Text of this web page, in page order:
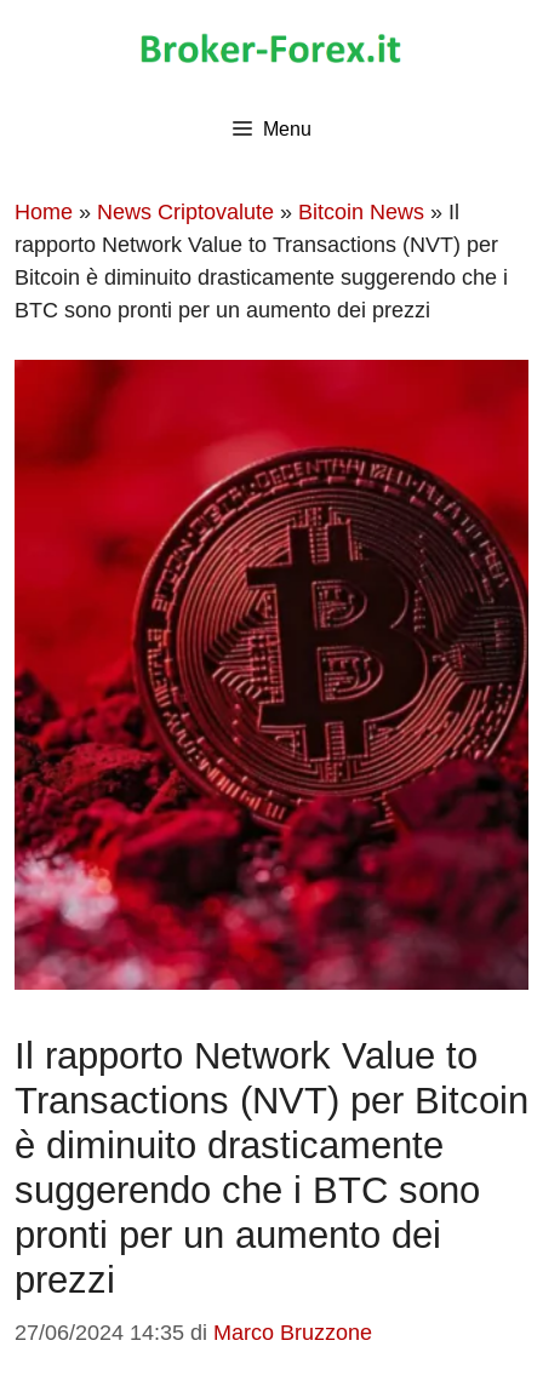
Menu
Home » News Criptovalute » Bitcoin News » Il
rapporto Network Value to Transactions (NVT) per
Bitcoin è diminuito drasticamente suggerendo che i
BTC sono pronti per un aumento dei prezzi
Il rapporto Network Value to
Transactions (NVT) per Bitcoin
è diminuito drasticamente
suggerendo che i BTC sono
pronti per un aumento dei
prezzi
27/06/2024 14:35 di Marco Bruzzone